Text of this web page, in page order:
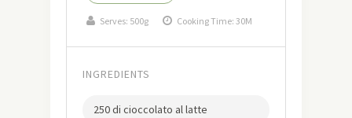
Serves: 500g Cooking Time: 30M
INGREDIENTS
250 di cioccolato al latte